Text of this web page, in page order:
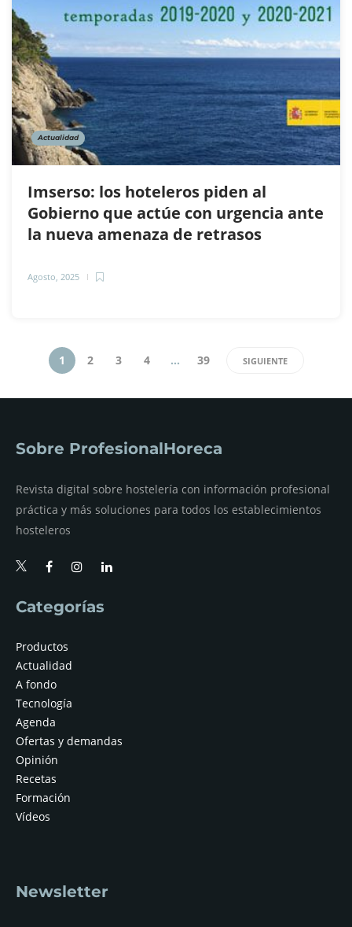
Actualidad
Imserso: los hoteleros piden al
Gobierno que actúe con urgencia ante
la nueva amenaza de retrasos
Agosto, 2025
1 2 3 4 … 39 SIGUIENTE
Sobre ProfesionalHoreca
Revista digital sobre hostelería con información profesional
práctica y más soluciones para todos los establecimientos
hosteleros
Categorías
Productos
Actualidad
A fondo
Tecnología
Agenda
Ofertas y demandas
Opinión
Recetas
Formación
Vídeos
Newsletter